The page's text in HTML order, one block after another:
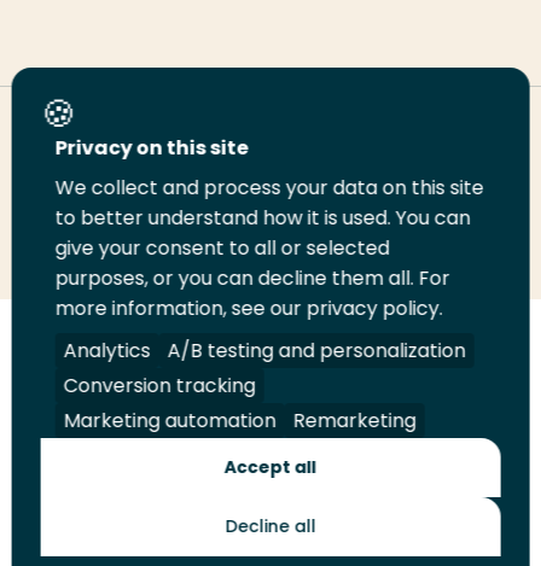
Deel deze pagina
Deel
LinkedIn
Deel
op
Twitter
Deel
op
Facebook
Email
deze
pagina
Print
deze
pagina
Volg
ons
op
LinkedIn
Volg
ons
op
Facebook
Volg
ons
op
YouTube
Volg
ons
op
Instagram
Juridisch Security A-Z Index
Contact
Toekomstmakers
Privacy on this site
We collect and process your data on this site
to better understand how it is used. You can
give your consent to all or selected
purposes, or you can decline them all. For
more information, see our privacy policy.
Analytics
A/B testing and personalization
Conversion tracking
Marketing automation
Remarketing
Accept all
Decline all